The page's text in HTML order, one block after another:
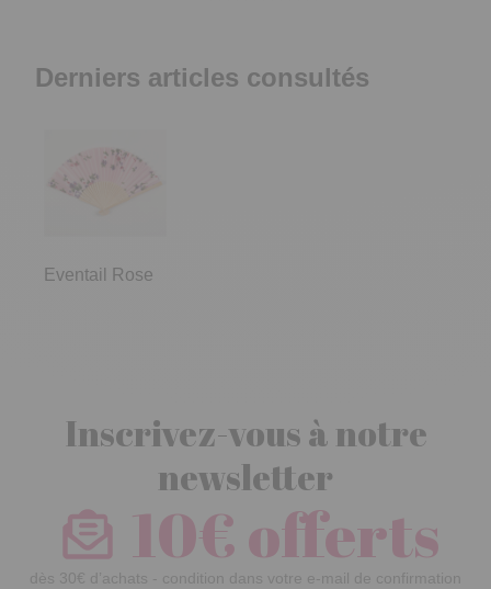
Derniers articles consultés
Eventail Rose
Inscrivez-vous à notre
newsletter
10€ offerts
dès 30€ d’achats - condition dans votre e-mail de confirmation